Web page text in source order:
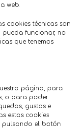
web.
cookies técnicas son
pueda funcionar, no
que tenemos
página, para
o para poder
gustos e
estas cookies
pulsando el botón
Mile